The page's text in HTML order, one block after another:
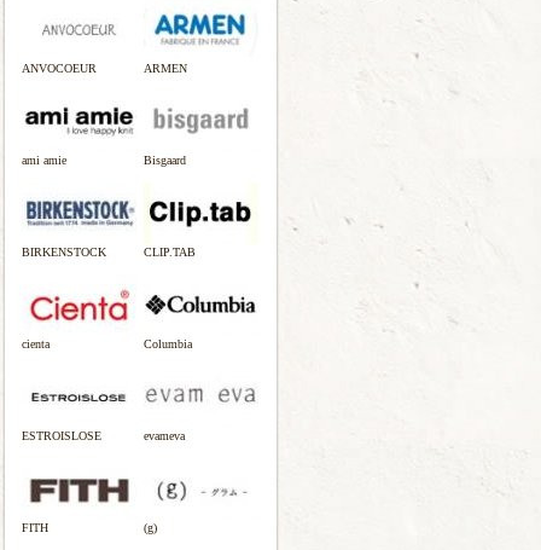
ANVOCOEUR ARMEN
ami amie Bisgaard
BIRKENSTOCK CLIP.TAB
cienta Columbia
ESTROISLOSE evameva
FITH (g)